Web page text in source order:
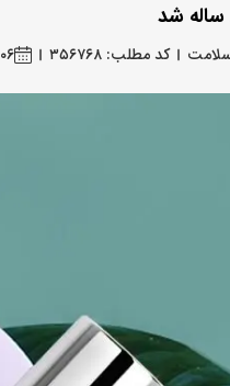
کد مطلب: ۳۵۶۷۶۸ ۰۶ شهریور ۱۴۰۴